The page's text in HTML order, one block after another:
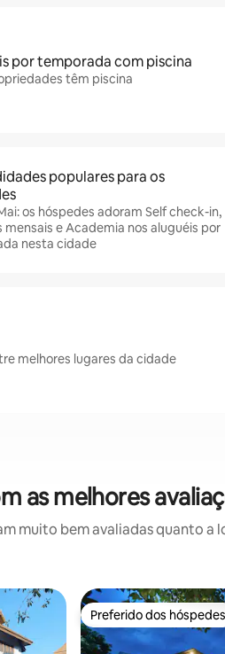
por temporada com piscina
têm piscina
populares para os
os hóspedes adoram Self check-in,
mensais e Academia nos aluguéis por
nesta cidade
melhores lugares da cidade
as melhores
muito bem avaliadas quanto a
hóspedes Preferido dos hóspedes
Preferido dos hóspedes